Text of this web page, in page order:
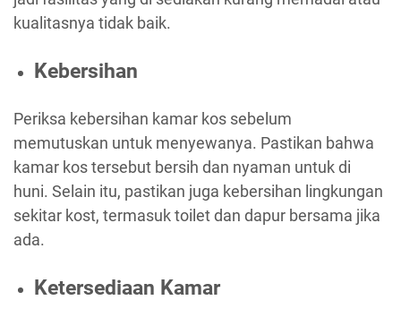
kualitasnya tidak baik.
Kebersihan
Periksa kebersihan kamar kos sebelum
memutuskan untuk menyewanya. Pastikan bahwa
kamar kos tersebut bersih dan nyaman untuk di
huni. Selain itu, pastikan juga kebersihan lingkungan
sekitar kost, termasuk toilet dan dapur bersama jika
ada.
Ketersediaan Kamar